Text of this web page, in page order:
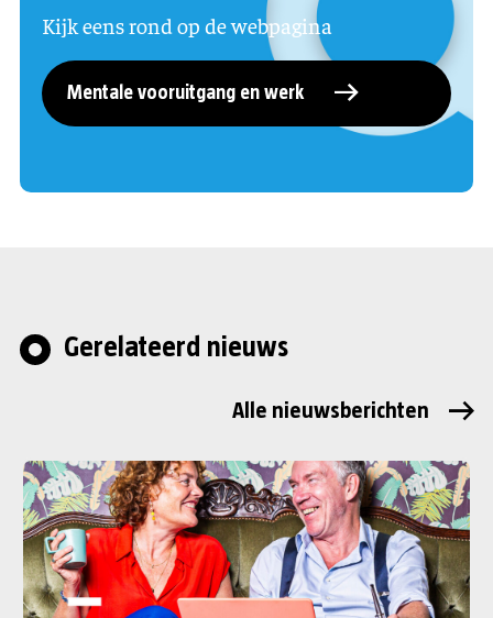
Kijk eens rond op de webpagina
Mentale vooruitgang en werk
Gerelateerd nieuws
Alle nieuwsberichten